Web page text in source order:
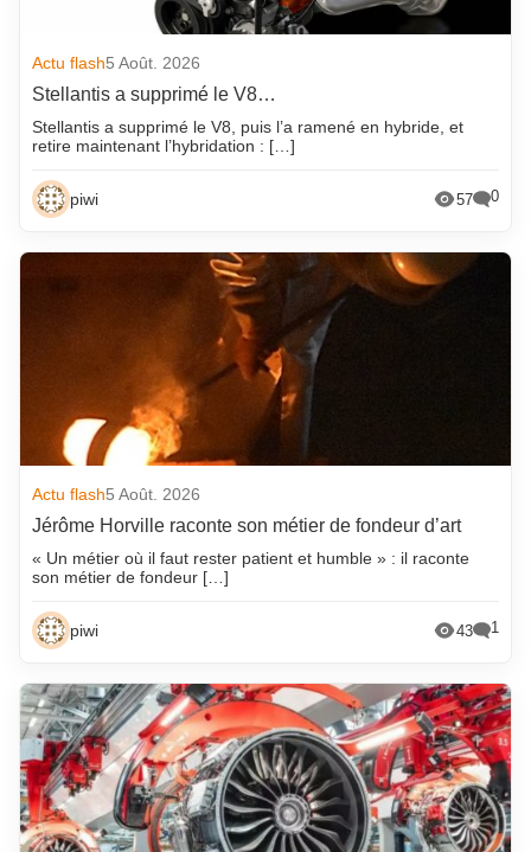
Actu flash5 Août. 2026
Stellantis a supprimé le V8…
Stellantis a supprimé le V8, puis l’a ramené en hybride, et
retire maintenant l’hybridation : […]
piwi 57 0
Actu flash5 Août. 2026
Jérôme Horville raconte son métier de fondeur d’art
« Un métier où il faut rester patient et humble » : il raconte
son métier de fondeur […]
piwi 43 1